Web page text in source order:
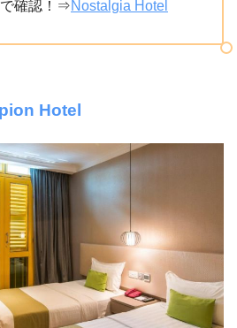
で確認！⇒Nostalgia Hotel
Hotel